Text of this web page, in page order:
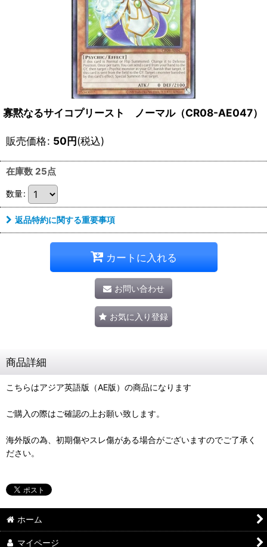
寡黙なるサイコプリースト ノーマル（CR08-AE047）
販売価格: 50円(税込)
在庫数 25点
数量:
返品特約に関する重要事項
カートに入れる
お問い合わせ
お気に入り登録
商品詳細
こちらはアジア英語版（AE版）の商品になります
ご購入の際はご確認の上お願い致します。
海外版の為、初期傷やスレ傷がある場合がございますのでご了承く
ださい。
ホーム
マイページ